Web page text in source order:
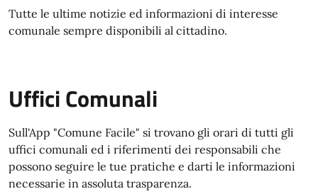
Tutte le ultime notizie ed informazioni di interesse
comunale sempre disponibili al cittadino.
Uffici Comunali
Sull'App "Comune Facile" si trovano gli orari di tutti gli
uffici comunali ed i riferimenti dei responsabili che
possono seguire le tue pratiche e darti le informazioni
necessarie in assoluta trasparenza.